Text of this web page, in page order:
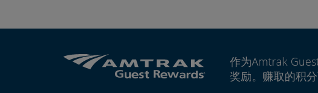
作为Amtrak
奖励。赚取的积